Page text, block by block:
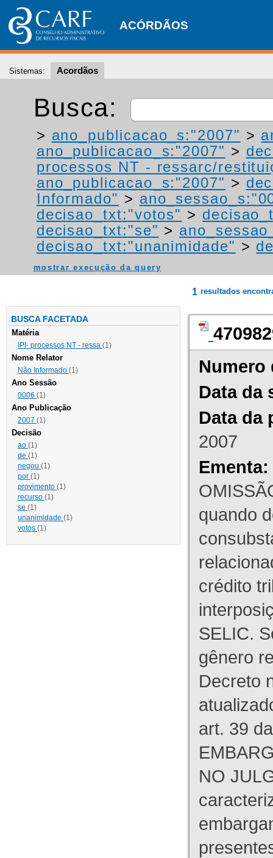
ACÓRDÃOS
Sistemas: Acordãos
Busca:
> ano_publicacao_s:"2007" >
ano_publicacao_s:"2007" >
processos NT - ressarc/
ano_publicacao_s:"2007" >
Informado" >
decisao_txt:"votos" >
decisao_txt:"se" >
decisao_txt:"unanimidade" >
mostrar execução da query
BUSCA FACETADA
Matéria
IPI- processos NT - ressa (1)
Nome Relator
Não Informado (1)
Ano Sessão
0006 (1)
Ano Publicação
2007 (1)
Decisão
ao (1)
de (1)
negou (1)
por (1)
provimento (1)
recurso (1)
se (1)
unanimidade (1)
votos (1)
1 resultados
Numero
Data da
Data da
2007
Ementa:
quando
crédito
SELIC.
gênero
Decreto
art. 39
NO